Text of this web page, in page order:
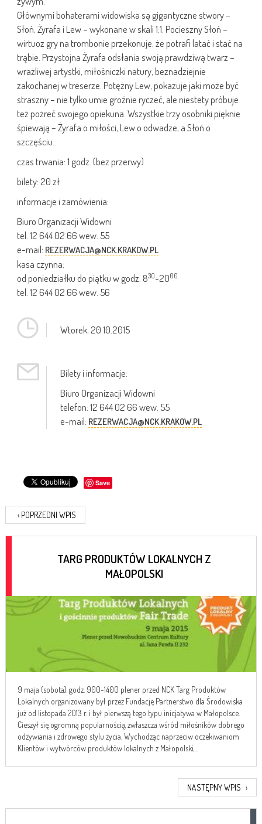
Głównymi bohaterami widowiska są gigantyczne stwory –
Słoń, Żyrafa i Lew – wykonane w skali 1:1. Pocieszny Słoń –
wirtuoz gry na trombonie przekonuje, że potrafi latać i stać na
trąbie. Przystojna Żyrafa odsłania swoją prawdziwą twarz –
wrażliwej artystki, miłośniczki natury, beznadziejnie
zakochanej w treserze. Potężny Lew, pokazuje jaki może być
straszny – nie tylko umie groźnie ryczeć, ale niestety próbuje
też pożreć swojego opiekuna. Wszystkie trzy osobniki pięknie
śpiewają – Żyrafa o miłości, Lew o odwadze, a Słoń o
szczęściu…
czas trwania: 1 godz. (bez przerwy)
bilety: 20 zł
informacje i zamówienia:
Biuro Organizacji Widowni
tel. 12 644 02 66 wew. 55
e-mail: REZERWACJA@NCK.KRAKOW.PL
kasa czynna:
od poniedziałku do piątku w godz. 830-2000
tel. 12 644 02 66 wew. 56
Wtorek,20.10.2015
Bilety i informacje:
Biuro Organizacji Widowni
telefon: 12 644 02 66 wew. 55
e-mail: REZERWACJA@NCK.KRAKOW.PL
Save
‹ POPRZEDNI WPIS
TARG PRODUKTÓW LOKALNYCH Z
MAŁOPOLSKI
9 maja (sobota), godz. 900-1400 plener przed NCK Targ Produktów
Lokalnych organizowany był przez Fundację Partnerstwo dla Środowiska
już od listopada 2013 r. i był pierwszą tego typu inicjatywa w Małopolsce.
Cieszył się ogromną popularnością, zwłaszcza wśród miłośników dobrego
odżywiania i zdrowego stylu życia. Wychodząc naprzeciw oczekiwaniom
Klientów i wytwórców produktów lokalnych z Małopolski,...
NASTĘPNY WPIS ›